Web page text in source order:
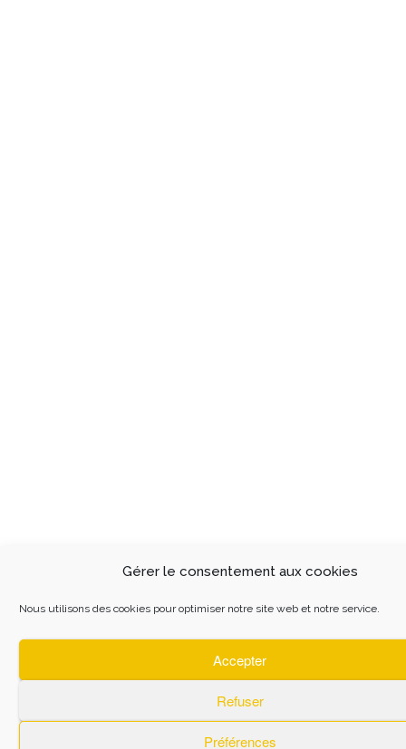
Gérer le consentement aux cookies
Nous utilisons des cookies pour optimiser notre site web et notre service.
Accepter
Refuser
Préférences